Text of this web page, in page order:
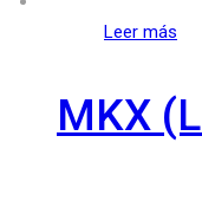
Leer más
MKX